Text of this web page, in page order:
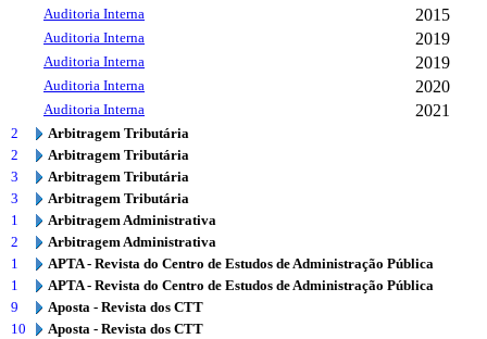
Auditoria Interna 2015
Auditoria Interna 2019
Auditoria Interna 2019
Auditoria Interna 2020
Auditoria Interna 2021
2
Arbitragem Tributária
2
Arbitragem Tributária
3
Arbitragem Tributária
3
Arbitragem Tributária
1
Arbitragem Administrativa
2
Arbitragem Administrativa
1
APTA - Revista do Centro de Estudos de Administração Pública
1
APTA - Revista do Centro de Estudos de Administração Pública
9
Aposta - Revista dos CTT
10
Aposta - Revista dos CTT